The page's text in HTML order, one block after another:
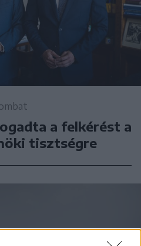
a felkérést a
tisztségre